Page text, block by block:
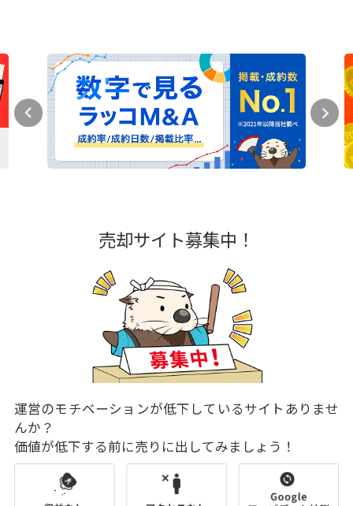
売却サイト募集中！
運営のモチベーションが低下しているサイトありませ
んか？
価値が低下する前に売りに出してみましょう！